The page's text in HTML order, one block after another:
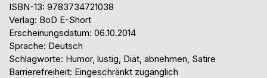
ISBN-13: 9783734721038
Verlag: BoD E-Short
Erscheinungsdatum: 06.10.2014
Sprache: Deutsch
Schlagworte: Humor, lustig, Diät, abnehmen, Satire
Barrierefreiheit: Eingeschränkt zugänglich